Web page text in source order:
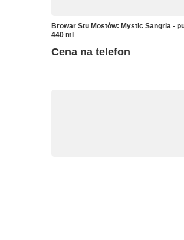
Browar Stu Mostów: Mystic Sangria -
440 ml
Cena na telefon